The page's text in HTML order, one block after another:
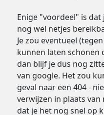
Enige "voordeel" is
nog wel netjes
Je zou eventueel
kunnen laten schonen
dan blijf je dus nog
van google. Het zou
geval naar een 404 -
verwijzen in plaats van
dat je het nog snel op